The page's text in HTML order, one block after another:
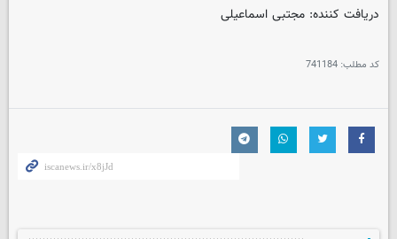
دریافت کننده: مجتبی اسماعیلی
کد مطلب: 741184